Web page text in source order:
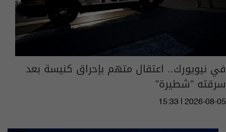
في نيويورك.. اعتقال متهم بإحراق كنيسة بعد
سرقته "شطيرة"
15:33 | 2026-08-05